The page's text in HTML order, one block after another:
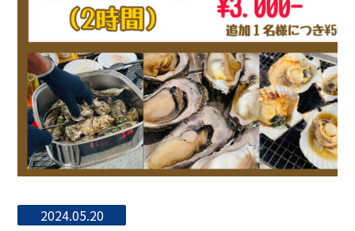
2024.05.20